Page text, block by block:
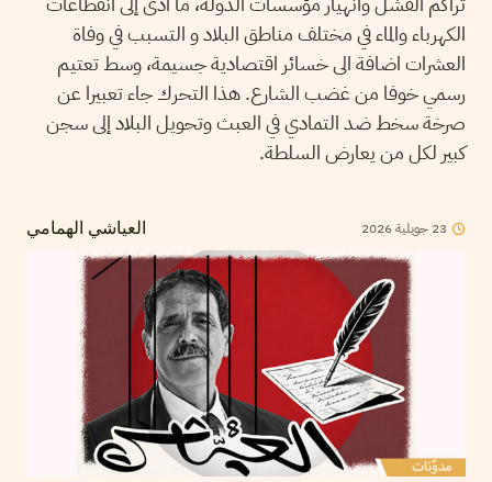
الكهرباء والماء في مختلف مناطق البلاد و التسبب في وفاة
العشرات اضافة الى خسائر اقتصادية جسيمة، وسط تعتيم
رسمي خوفا من غضب الشارع. هذا التحرك جاء تعبيرا عن
صرخة سخط ضد التمادي في العبث وتحويل البلاد إلى سجن
كبير لكل من يعارض السلطة.
العياشي الهمامي 23 جويلية2026